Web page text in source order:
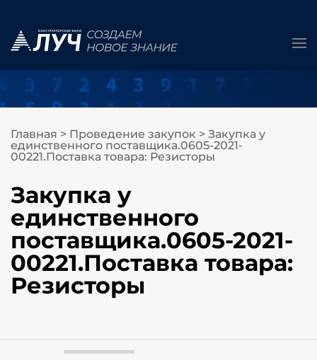
Главная > Проведение закупок > Закупка у
единственного поставщика.0605-2021-
00221.Поставка товара: Резисторы
Закупка у
единственного
поставщика.0605-2021-
00221.Поставка товара:
Резисторы